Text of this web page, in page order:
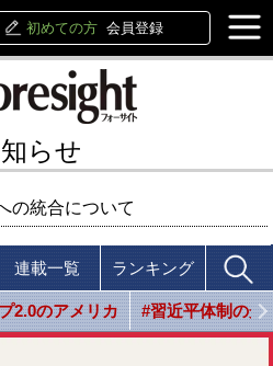
初めての方 会員登録
らせ
の統合について
連載一覧 ランキング
2.0のアメリカ #習近平体制の光